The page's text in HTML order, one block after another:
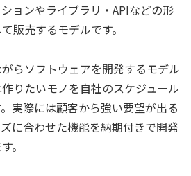
ョンやライブラリ・APIなどの形
販売するモデルです。
らソフトウェアを開発するモデル
りたいモノを自社のスケジュール
実際には顧客から強い要望が出る
に合わせた機能を納期付きで開発
。